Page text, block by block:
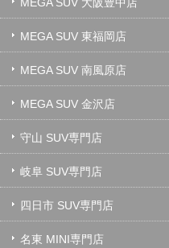
MEGA SUV 大阪豊中店
MEGA SUV 東福岡店
MEGA SUV 南風原店
MEGA SUV 金沢店
守山 SUV専門店
岐阜 SUV専門店
四日市 SUV専門店
名東 MINI専門店